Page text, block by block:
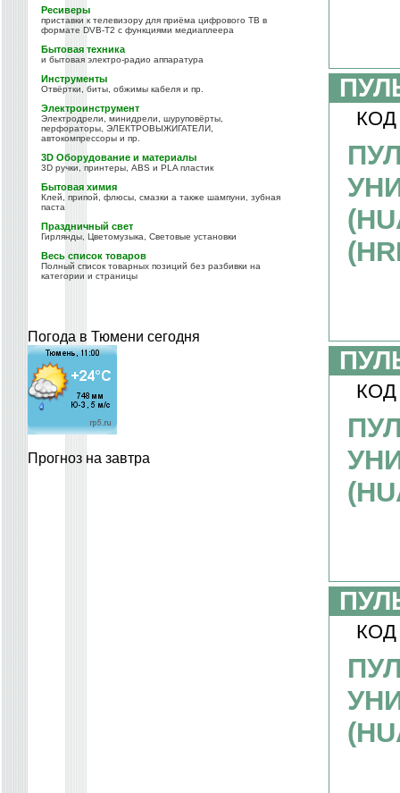
Ресиверы
приставки к телевизору для приёма цифрового ТВ в
формате DVB-T2 с функциями медиаплеера
Бытовая техника
и бытовая электро-радио аппаратура
Инструменты
Отвёртки, биты, обжимы кабеля и пр.
Электроинструмент
Электродрели, минидрели, шуруповёрты,
перфораторы, ЭЛЕКТРОВЫЖИГАТЕЛИ,
автокомпрессоры и пр.
3D Оборудование и материалы
3D ручки, принтеры, ABS и PLA пластик
Бытовая химия
Клей, припой, флюсы, смазки а также шампуни, зубная
паста
Праздничный свет
Гирлянды, Цветомузыка, Световые установки
Весь список товаров
Полный список товарных позиций без разбивки на
категории и страницы
Погода в Тюмени сегодня
Прогноз на завтра
КОД
КОД
КОД